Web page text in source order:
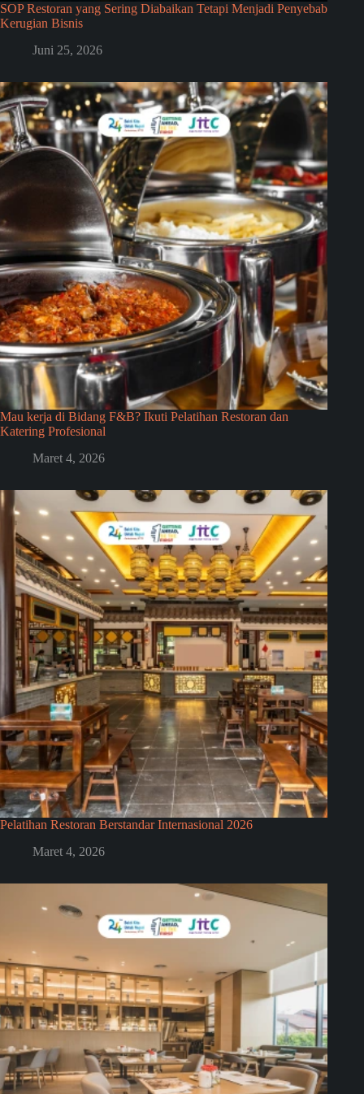
SOP Restoran yang Sering Diabaikan Tetapi Menjadi Penyebab
Kerugian Bisnis
Juni 25, 2026
Mau kerja di Bidang F&B? Ikuti Pelatihan Restoran dan
Katering Profesional
Maret 4, 2026
Pelatihan Restoran Berstandar Internasional 2026
Maret 4, 2026